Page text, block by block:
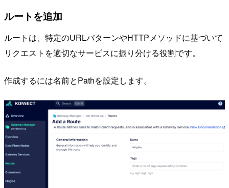
ルートを追加
ルートは、特定のURLパターンやHTTPメソッドに基づいて
リクエストを適切なサービスに振り分ける役割です。
作成するには名前とPathを設定します。